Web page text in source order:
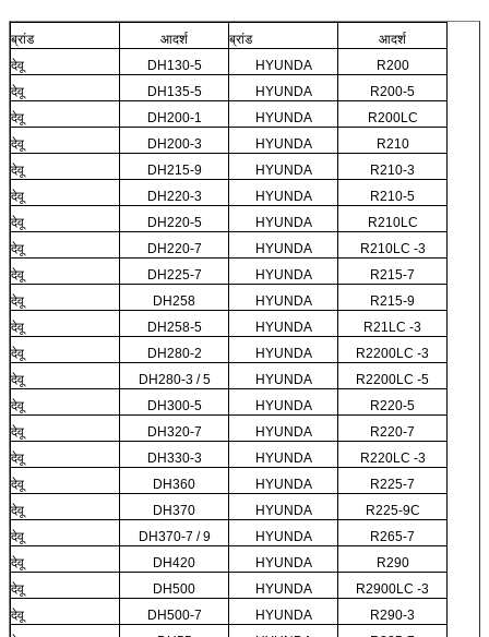
ब्रांड आदर्श ब्रांड
आदर्श
देवू
DH130-5 HYUNDA
R200
देवू
DH135-5 HYUNDA
R200-5
देवू
DH200-1 HYUNDA
R200LC
देवू
DH200-3 HYUNDA
R210
देवू
DH215-9 HYUNDA
R210-3
देवू
DH220-3 HYUNDA
R210-5
देवू
DH220-5 HYUNDA
R210LC
देवू
DH220-7 HYUNDA
R210LC -3
देवू
DH225-7 HYUNDA
R215-7
देवू
DH258 HYUNDA
R215-9
देवू
DH258-5 HYUNDA
R21LC -3
देवू
DH280-2 HYUNDA
R2200LC -3
देवू
DH280-3 / 5 HYUNDA
R2200LC -5
देवू
DH300-5 HYUNDA
R220-5
देवू
DH320-7 HYUNDA
R220-7
देवू
DH330-3 HYUNDA
R220LC -3
देवू
DH360 HYUNDA
R225-7
देवू
DH370 HYUNDA
R225-9C
देवू
DH370-7 / 9 HYUNDA
R265-7
देवू
DH420 HYUNDA
R290
देवू
DH500 HYUNDA
R2900LC -3
देवू
DH500-7 HYUNDA
R290-3